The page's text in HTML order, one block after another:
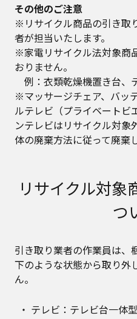
その他のご注意
※リサイクル商品の引き取
者が担当いたします。
※家電リサイクル法対象商
おりません。
例：衣類乾燥機置き台、
※マッサージチェア、バッ
ルテレビ（プライベートビ
ンテレビはリサイクル対象
体の廃棄方法に従って廃棄
リサイクル対象
つ
引き取り業者の作業員は、
下のような状態から取り外
ん。
テレビ：テレビ台一体